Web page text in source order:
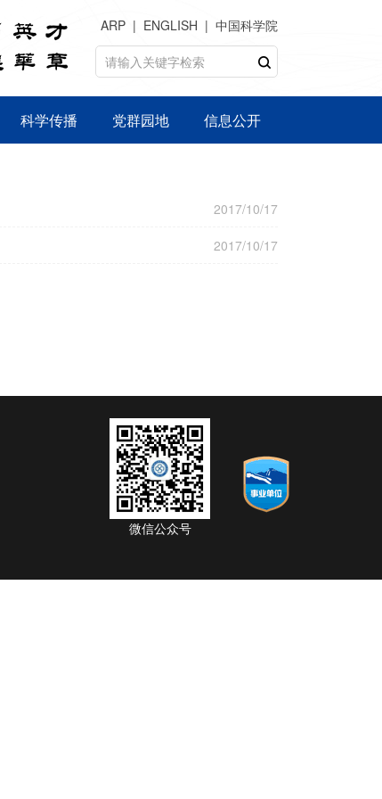
ARP ENGLISH 中国科学院
科学传播 党群园地 信息公开
2017/10/17
2017/10/17
微信公众号